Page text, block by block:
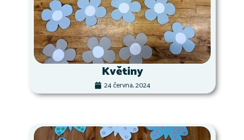
Květiny
24 června, 2024